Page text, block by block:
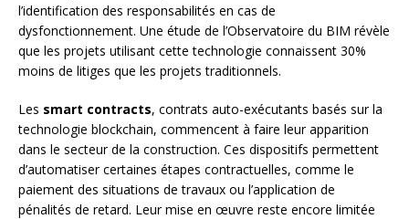
l’identification des responsabilités en cas de
dysfonctionnement. Une étude de l’Observatoire du BIM révèle
que les projets utilisant cette technologie connaissent 30%
moins de litiges que les projets traditionnels.
Les smart contracts, contrats auto-exécutants basés sur la
technologie blockchain, commencent à faire leur apparition
dans le secteur de la construction. Ces dispositifs permettent
d’automatiser certaines étapes contractuelles, comme le
paiement des situations de travaux ou l’application de
pénalités de retard. Leur mise en œuvre reste encore limitée